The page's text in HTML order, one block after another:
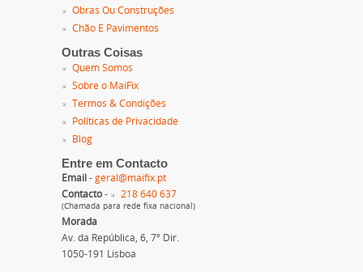
Obras Ou Construções
Chão E Pavimentos
Outras Coisas
Quem Somos
Sobre o MaiFix
Termos & Condições
Políticas de Privacidade
Blog
Entre em Contacto
Email - geral@maifix.pt
Contacto - 218 640 637
(Chamada para rede fixa nacional)
Morada
Av. da República, 6, 7º Dir.
1050-191 Lisboa